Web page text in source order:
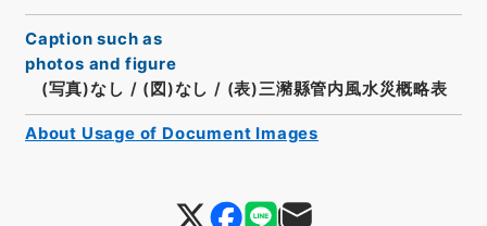
Caption such as
photos and figure
(写真)なし / (図)なし / (表)三瀦縣管内風水災概略表
About Usage of Document Images